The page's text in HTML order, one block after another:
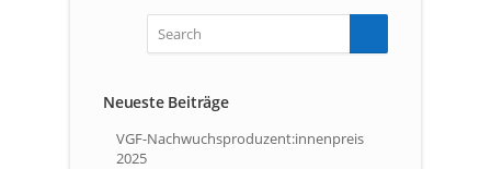
Neueste Beiträge
VGF-Nachwuchsproduzent:innenpreis
2025